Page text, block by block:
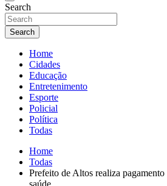
Portal MPiauí
Notícias do Piauí – Teresina – Água
Search
Search
Home
Cidades
Educação
Entretenimento
Esporte
Policial
Política
Todas
Home
Todas
Prefeito de Altos realiza
saúde